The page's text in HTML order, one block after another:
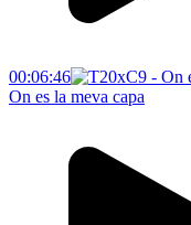
00:06:46
On es la meva capa